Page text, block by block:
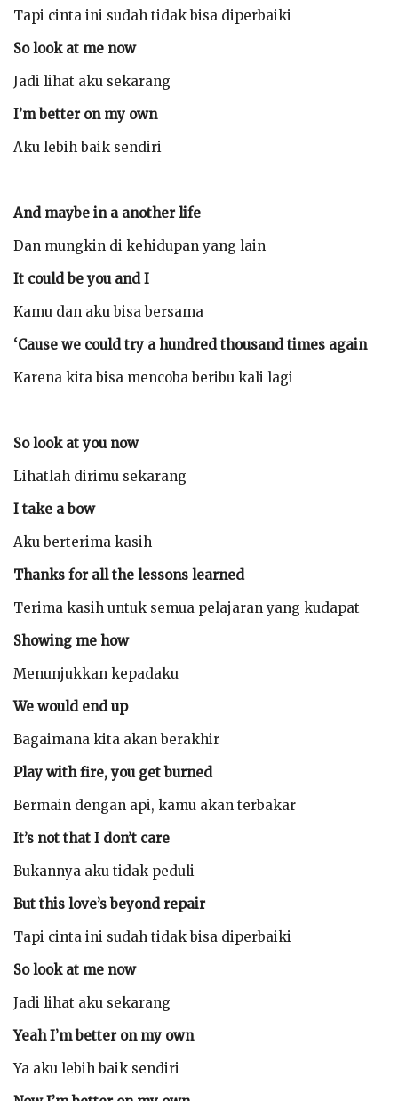
Tapi cinta ini sudah tidak bisa diperbaiki
So look at me now
Jadi lihat aku sekarang
I’m better on my own
Aku lebih baik sendiri
And maybe in a another life
Dan mungkin di kehidupan yang lain
It could be you and I
Kamu dan aku bisa bersama
‘Cause we could try a hundred thousand times again
Karena kita bisa mencoba beribu kali lagi
So look at you now
Lihatlah dirimu sekarang
I take a bow
Aku berterima kasih
Thanks for all the lessons learned
Terima kasih untuk semua pelajaran yang kudapat
Showing me how
Menunjukkan kepadaku
We would end up
Bagaimana kita akan berakhir
Play with fire, you get burned
Bermain dengan api, kamu akan terbakar
It’s not that I don’t care
Bukannya aku tidak peduli
But this love’s beyond repair
Tapi cinta ini sudah tidak bisa diperbaiki
So look at me now
Jadi lihat aku sekarang
Yeah I’m better on my own
Ya aku lebih baik sendiri